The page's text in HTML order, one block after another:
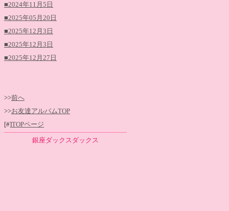
■2024年11月5日
■2025年05月20日
■2025年12月3日
■2025年12月3日
■2025年12月27日
>>前へ
>>お友達アルバムTOP
[#]TOPページ
銀座ダックスダックス